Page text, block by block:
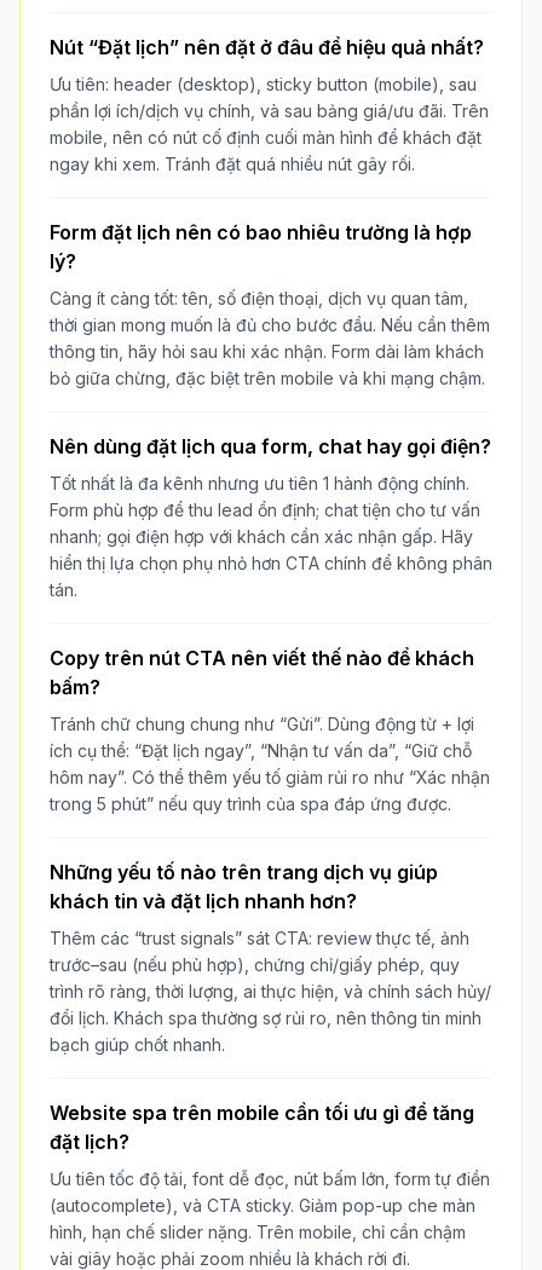
Nút “Đặt lịch” nên đặt ở đâu để hiệu quả nhất?
Ưu tiên: header (desktop), sticky button (mobile), sau
phần lợi ích/dịch vụ chính, và sau bảng giá/ưu đãi. Trên
mobile, nên có nút cố định cuối màn hình để khách đặt
ngay khi xem. Tránh đặt quá nhiều nút gây rối.
Form đặt lịch nên có bao nhiêu trường là hợp
lý?
Càng ít càng tốt: tên, số điện thoại, dịch vụ quan tâm,
thời gian mong muốn là đủ cho bước đầu. Nếu cần thêm
thông tin, hãy hỏi sau khi xác nhận. Form dài làm khách
bỏ giữa chừng, đặc biệt trên mobile và khi mạng chậm.
Nên dùng đặt lịch qua form, chat hay gọi điện?
Tốt nhất là đa kênh nhưng ưu tiên 1 hành động chính.
Form phù hợp để thu lead ổn định; chat tiện cho tư vấn
nhanh; gọi điện hợp với khách cần xác nhận gấp. Hãy
hiển thị lựa chọn phụ nhỏ hơn CTA chính để không phân
tán.
Copy trên nút CTA nên viết thế nào để khách
bấm?
Tránh chữ chung chung như “Gửi”. Dùng động từ + lợi
ích cụ thể: “Đặt lịch ngay”, “Nhận tư vấn da”, “Giữ chỗ
hôm nay”. Có thể thêm yếu tố giảm rủi ro như “Xác nhận
trong 5 phút” nếu quy trình của spa đáp ứng được.
Những yếu tố nào trên trang dịch vụ giúp
khách tin và đặt lịch nhanh hơn?
Thêm các “trust signals” sát CTA: review thực tế, ảnh
trước–sau (nếu phù hợp), chứng chỉ/giấy phép, quy
trình rõ ràng, thời lượng, ai thực hiện, và chính sách hủy/
đổi lịch. Khách spa thường sợ rủi ro, nên thông tin minh
bạch giúp chốt nhanh.
Website spa trên mobile cần tối ưu gì để tăng
đặt lịch?
Ưu tiên tốc độ tải, font dễ đọc, nút bấm lớn, form tự điền
(autocomplete), và CTA sticky. Giảm pop-up che màn
hình, hạn chế slider nặng. Trên mobile, chỉ cần chậm
vài giây hoặc phải zoom nhiều là khách rời đi.